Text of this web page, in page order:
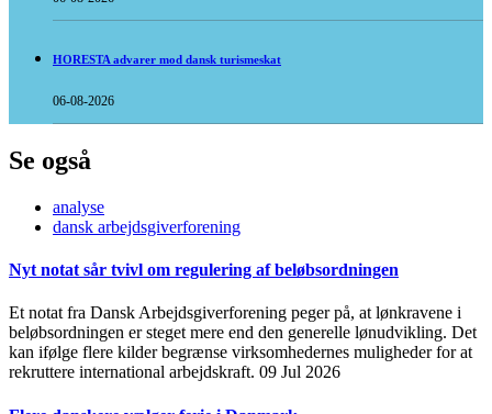
HORESTA advarer mod dansk turismeskat
06-08-2026
Se også
analyse
dansk arbejdsgiverforening
Nyt notat sår tvivl om regulering af beløbsordningen
Et notat fra Dansk Arbejdsgiverforening peger på, at lønkravene i
beløbsordningen er steget mere end den generelle lønudvikling. Det
kan ifølge flere kilder begrænse virksomhedernes muligheder for at
rekruttere international arbejdskraft. 09 Jul 2026